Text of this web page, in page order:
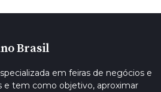
Brasil
em feiras de negócios e
e tem como objetivo, aproximar